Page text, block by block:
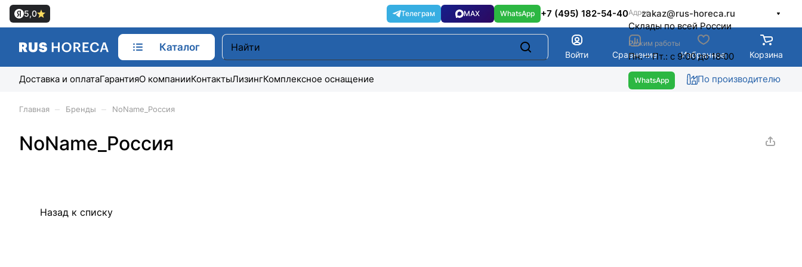
5,0 zakaz@rus-horeca.ru
+7 (495) 182-54-40Адрес
Cклады по всей России
Режим работы
Пн. – Пт.: с 9:00 до 18:00
Каталог
Войти Сравнение Избранное Корзина
Доставка и оплатаГарантияО компанииКонтактыЛизингКомплексное оснащение По производителю
Главная Бренды NoName_Россия
NoName_Россия
Назад к списку